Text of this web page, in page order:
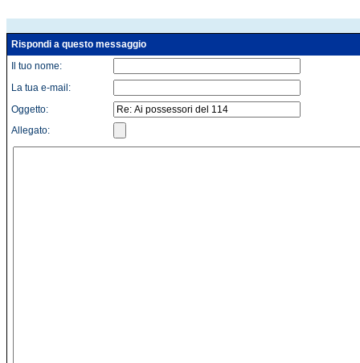
Rispondi a questo messaggio
Il tuo nome:
La tua e-mail:
Oggetto:
Allegato: